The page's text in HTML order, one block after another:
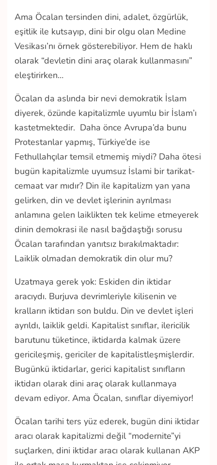
Ama Öcalan tersinden dini, adalet, özgürlük,
eşitlik ile kutsayıp, dini bir olgu olan Medine
Vesikası’nı örnek gösterebiliyor. Hem de haklı
olarak “devletin dini araç olarak kullanmasını”
eleştirirken…
Öcalan da aslında bir nevi demokratik İslam
diyerek, özünde kapitalizmle uyumlu bir İslam’ı
kastetmektedir. Daha önce Avrupa’da bunu
Protestanlar yapmış, Türkiye’de ise
Fethullahçılar temsil etmemiş miydi? Daha ötesi
bugün kapitalizmle uyumsuz İslami bir tarikat-
cemaat var mıdır? Din ile kapitalizm yan yana
gelirken, din ve devlet işlerinin ayrılması
anlamına gelen laiklikten tek kelime etmeyerek
dinin demokrasi ile nasıl bağdaştığı sorusu
Öcalan tarafından yanıtsız bırakılmaktadır:
Laiklik olmadan demokratik din olur mu?
Uzatmaya gerek yok: Eskiden din iktidar
aracıydı. Burjuva devrimleriyle kilisenin ve
kralların iktidarı son buldu. Din ve devlet işleri
ayrıldı, laiklik geldi. Kapitalist sınıflar, ilericilik
barutunu tüketince, iktidarda kalmak üzere
gericileşmiş, gericiler de kapitalistleşmişlerdir.
Bugünkü iktidarlar, gerici kapitalist sınıfların
iktidarı olarak dini araç olarak kullanmaya
devam ediyor. Ama Öcalan, sınıflar diyemiyor!
Öcalan tarihi ters yüz ederek, bugün dini iktidar
aracı olarak kapitalizmi değil “modernite”yi
suçlarken, dini iktidar aracı olarak kullanan AKP